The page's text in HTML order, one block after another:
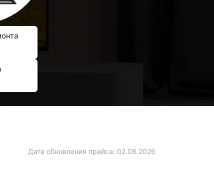
Дата обновления прайса: 02.08.2026